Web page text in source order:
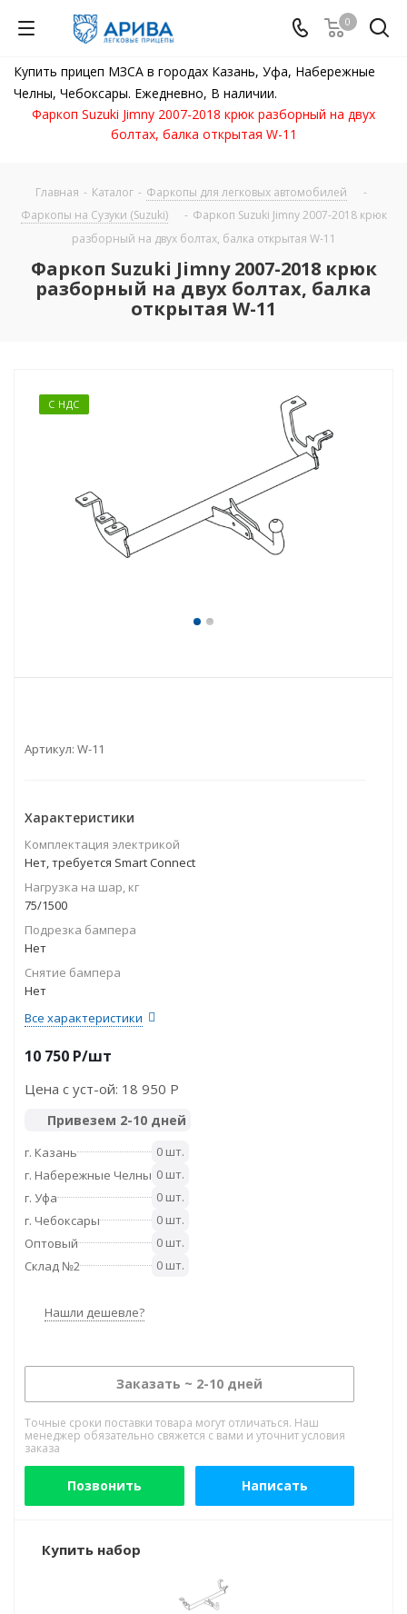
0
Купить прицеп МЗСА в городах Казань, Уфа, Набережные
Челны, Чебоксары. Ежедневно, В наличии.
Фаркоп Suzuki Jimny 2007-2018 крюк разборный на двух
болтах, балка открытая W-11
Главная - Каталог - Фаркопы для легковых автомобилей
-
Фаркопы на Сузуки (Suzuki)
- Фаркоп Suzuki Jimny 2007-2018 крюк
разборный на двух болтах, балка открытая W-11
Фаркоп Suzuki Jimny 2007-2018 крюк
разборный на двух болтах, балка
открытая W-11
С НДС
Артикул: W-11
Характеристики
Комплектация электрикой
Нет, требуется Smart Connect
Нагрузка на шар, кг
75/1500
Подрезка бампера
Нет
Снятие бампера
Нет
Все характеристики
10 750 P/шт
Цена с уст-ой: 18 950 P
Привезем 2-10 дней
г. Казань
0 шт.
г. Набережные Челны 0 шт.
г. Уфа
0 шт.
г. Чебоксары
0 шт.
Оптовый
0 шт.
Склад №2
0 шт.
Нашли дешевле?
Заказать ~ 2-10 дней
Точные сроки поставки товара могут отличаться. Наш
менеджер обязательно свяжется с вами и уточнит условия
заказа
Позвонить Написать
Купить набор